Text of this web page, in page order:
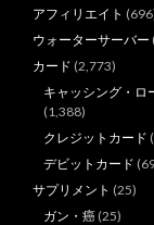
アフィリエイト
ウォーターサーバー
カード (2,773)
キャッシング・ロ
(1,388)
クレジットカード
デビットカード
サプリメント (25)
ガン・癌 (25)